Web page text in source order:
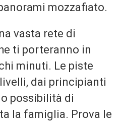
mozzafiato.
vasta rete di
ti porteranno in
minuti. Le piste
dai principianti
possibilità di
la famiglia. Prova le